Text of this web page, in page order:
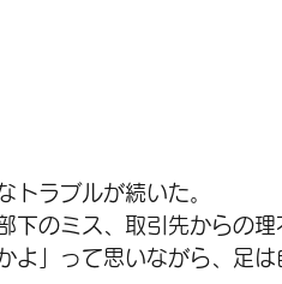
トラブルが続いた。
下のミス、取引先からの理
よ」って思いながら、足